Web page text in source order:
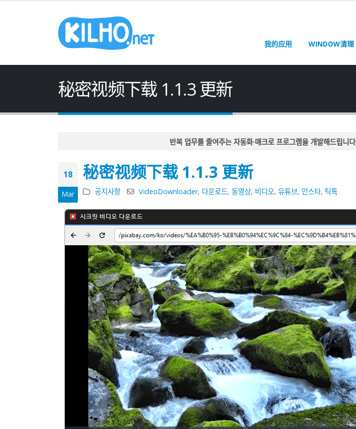
我的应用 WINDOW清理
秘密视频下载 1.1.3 更新
반복 업무를 줄여주는 자동화·매크로 프로그램을 개발해드립니다
반복 업무를 줄여주는 자동화·매크로 프로그램을 개발해드립니다
반복 업무를 줄여주는 자동화·매크로 프로그램을 개발해드립니다
18
Mar
秘密视频下载 1.1.3 更新
공지사항 VideoDownloader, 다운로드, 동영상, 비디오, 유튜브, 인스타, 틱톡